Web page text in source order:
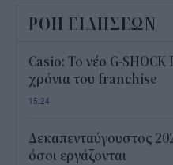
ΡΟΗ ΕΙΔΗΣΕΩΝ
Casio: Το νέο G-
χρόνια του franchise
15:24
Δεκαπενταύγουστος
όσοι εργάζονται